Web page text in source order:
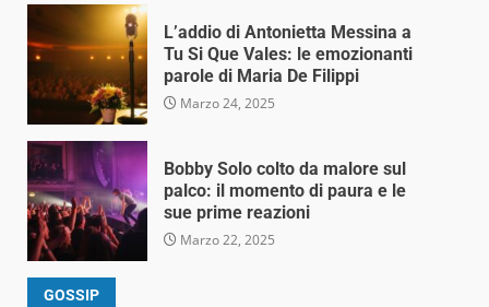
L’addio di Antonietta Messina a
Tu Si Que Vales: le emozionanti
parole di Maria De Filippi
Marzo 24, 2025
Bobby Solo colto da malore sul
palco: il momento di paura e le
sue prime reazioni
Marzo 22, 2025
GOSSIP